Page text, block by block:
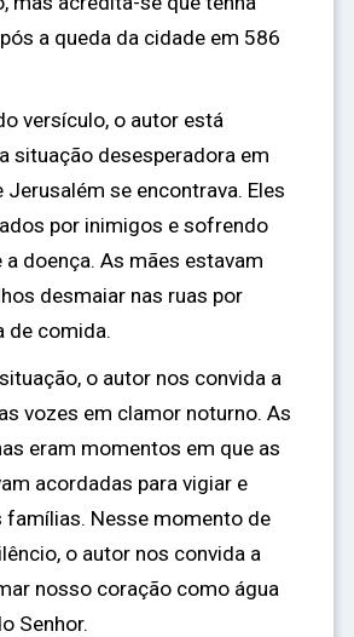
a queda da cidade em 586
versículo, o autor está
situação desesperadora em
Jerusalém se encontrava. Eles
por inimigos e sofrendo
doença. As mães estavam
desmaiar nas ruas por
de comida.
o autor nos convida a
vozes em clamor noturno. As
eram momentos em que as
acordadas para vigiar e
famílias. Nesse momento de
o autor nos convida a
nosso coração como água
Senhor.